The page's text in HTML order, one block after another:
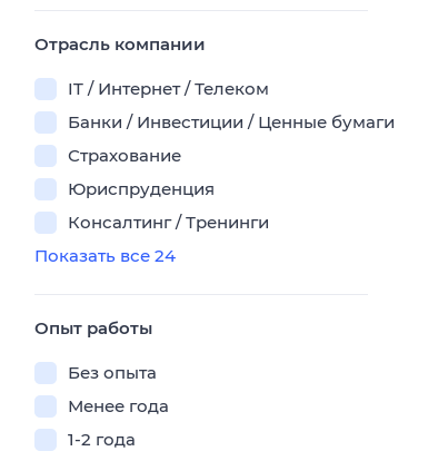
Отрасль компании
IT / Интернет / Телеком
Банки / Инвестиции / Ценные бумаги
Страхование
Юриспруденция
Консалтинг / Тренинги
Показать все 24
Опыт работы
Без опыта
Менее года
1-2 года